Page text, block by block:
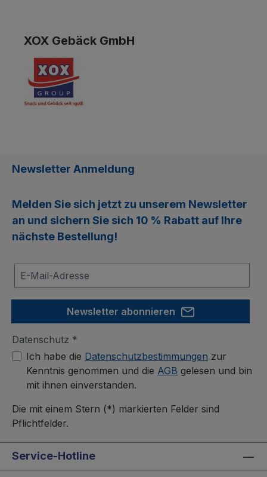
XOX Gebäck GmbH
Newsletter Anmeldung
Melden Sie sich jetzt zu unserem Newsletter
an und sichern Sie sich 10 % Rabatt auf Ihre
nächste Bestellung!
Newsletter abonnieren
Datenschutz *
Ich habe die Datenschutzbestimmungen zur
Kenntnis genommen und die AGB gelesen und bin
mit ihnen einverstanden.
Die mit einem Stern (*) markierten Felder sind
Pflichtfelder.
Service-Hotline